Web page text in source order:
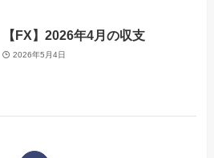
【FX】2026年4月の収支
2026年5月4日